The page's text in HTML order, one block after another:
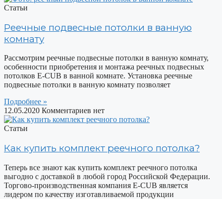
Статьи
Реечные подвесные потолки в ванную
комнату
Рассмотрим реечные подвесные потолки в ванную комнату,
особенности приобретения и монтажа реечных подвесных
потолков E-CUB в ванной комнате. Установка реечные
подвесные потолки в ванную комнату позволяет
Подробнее »
12.05.2020 Комментариев нет
Статьи
Как купить комплект реечного потолка?
Теперь все знают как купить комплект реечного потолка
выгодно с доставкой в любой город Российской Федерации.
Торгово-производственная компания E-CUB является
лидером по качеству изготавливаемой продукции